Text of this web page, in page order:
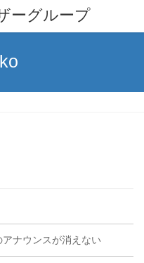
ーグループ
アナウンスが消えない